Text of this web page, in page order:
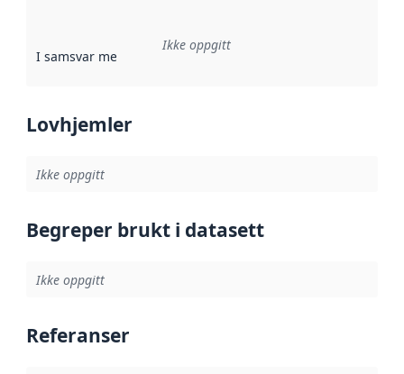
I samsvar med Referanse til en implementasjonsregel
Ikke oppgitt
Lovhjemler
Ikke oppgitt
Begreper brukt i datasett
Ikke oppgitt
Referanser